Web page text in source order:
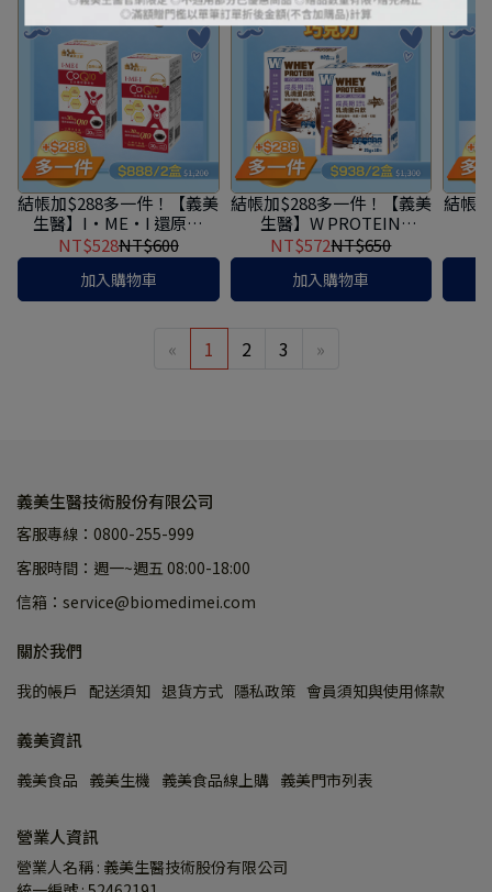
結帳加$288多一件！【義美
生醫】I‧ME‧I 還原型
CoQ10 (30粒/盒)
NT$528NT$600
加入購物車
結帳加$288多一件！【義美
生醫】W PROTEIN
JUNIOR成長期乳清蛋白
飲-巧克力牛奶 (35g*10包/
盒)
NT$572NT$650
加入購物車
結帳
« 1 2 3 »
義美生醫技術股份有限公司
客服專線：0800-255-999
客服時間：週一~週五 08:00-18:00
信箱：service@biomedimei.com
關於我們
我的帳戶 配送須知 退貨方式 隱私政策 會員須知與使用條款
義美資訊
義美食品 義美生機 義美食品線上購 義美門市列表
營業人資訊
營業人名稱 : 義美生醫技術股份有限公司